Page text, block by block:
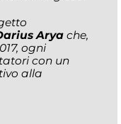
Arya che,
ogni
con un
alla